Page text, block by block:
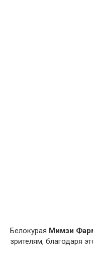
Белокурая Мимзи
зрителям, благодаря